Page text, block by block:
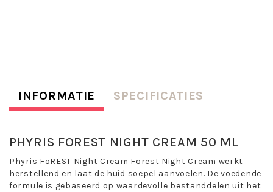
INFORMATIE SPECIFICATIES
PHYRIS FOREST NIGHT CREAM 50 ML
Phyris FoREST Night Cream Forest Night Cream werkt
herstellend en laat de huid soepel aanvoelen. De voedende
formule is gebaseerd op waardevolle bestanddelen uit het